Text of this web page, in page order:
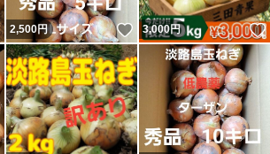
いいね！
2,500円 いいね！
3,000円